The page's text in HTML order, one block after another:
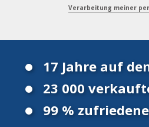
Verarbeitung meiner
17 Jahre auf
23 000
99 %